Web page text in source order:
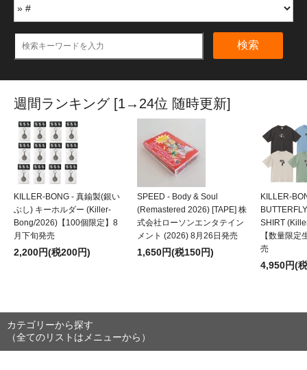
検索
週間ランキング [1→24位 随時更新]
KILLER-BONG - 真鍮製(銀い
ぶし) キーホルダー (Killer-
Bong/2026)【100個限定】8
月下旬発売
2,200円(税200円)
SPEED - Body & Soul
(Remastered 2026) [TAPE] 株
式会社ローソンエンタテイン
メント (2026) 8月26日発売
1,650円(税150円)
KILLER-
SHIRT
【数量限定
売
4,950円(
カテゴリーから探す
（全てのリストはメニューから）